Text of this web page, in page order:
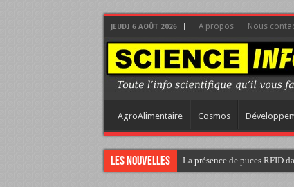
JEUDI 6 AOÛT 2026 A propos Nous
AgroAlimentaire Cosmos
Les nouvelles La présence de puces RFID